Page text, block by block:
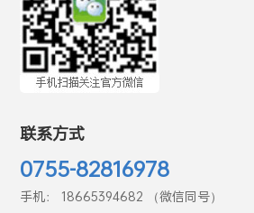
联系方式
0755-82816978
手机： 18665394682 （微信同号）